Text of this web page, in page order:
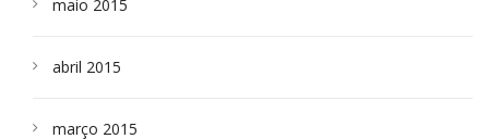
maio 2015
abril 2015
março 2015